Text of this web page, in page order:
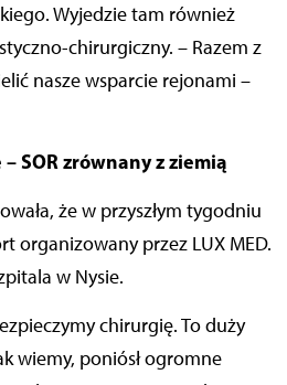
Wyjedzie tam również
chirurgiczny. – Razem z
nasze wsparcie rejonami –
SOR zrównany z ziemią
że w przyszłym tygodniu
organizowany przez LUX MED.
w Nysie.
chirurgię. To duży
wiemy, poniósł ogromne